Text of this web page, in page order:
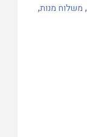
, משלוח מנות,